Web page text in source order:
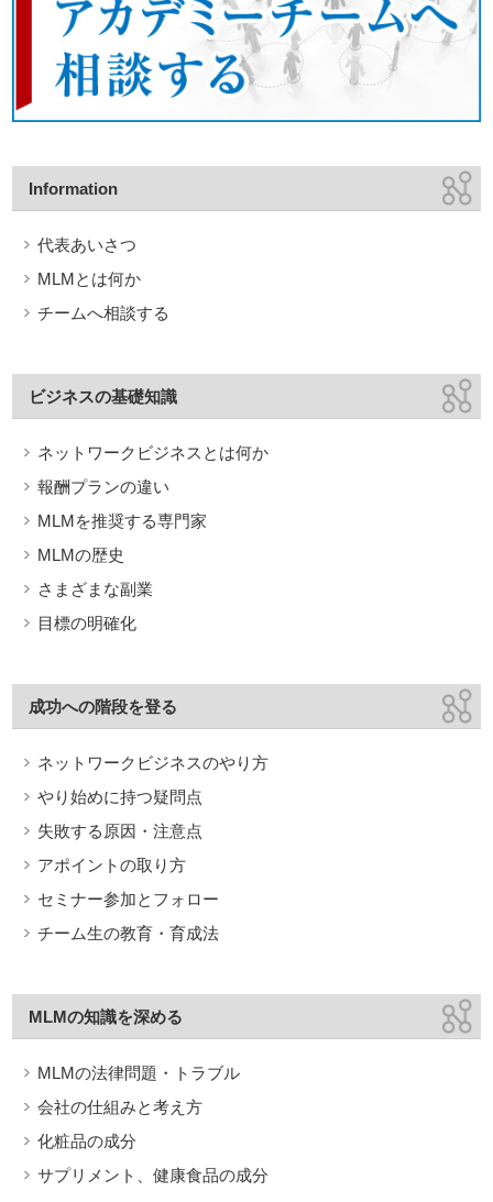
Information
代表あいさつ
MLMとは何か
チームへ相談する
ビジネスの基礎知識
ネットワークビジネスとは何か
報酬プランの違い
MLMを推奨する専門家
MLMの歴史
さまざまな副業
目標の明確化
成功への階段を登る
ネットワークビジネスのやり方
やり始めに持つ疑問点
失敗する原因・注意点
アポイントの取り方
セミナー参加とフォロー
チーム生の教育・育成法
MLMの知識を深める
MLMの法律問題・トラブル
会社の仕組みと考え方
化粧品の成分
サプリメント、健康食品の成分